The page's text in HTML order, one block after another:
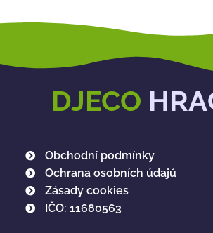
DJECO
Obchodní podmínky
Ochrana osobních údajů
Zásady cookies
IČO: 11680563